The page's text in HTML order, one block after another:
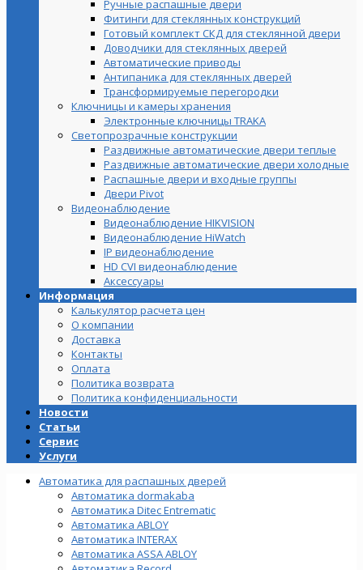
Ручные распашные двери
Фитинги для стеклянных конструкций
Готовый комплект СКД для стеклянной двери
Доводчики для стеклянных дверей
Автоматические приводы
Антипаника для стеклянных дверей
Трансформируемые перегородки
Ключницы и камеры хранения
Электронные ключницы TRAKA
Светопрозрачные конструкции
Раздвижные автоматические двери теплые
Раздвижные автоматические двери холодные
Распашные двери и входные группы
Двери Pivot
Видеонаблюдение
Видеонаблюдение HIKVISION
Видеонаблюдение HiWatch
IP видеонаблюдение
HD CVI видеонаблюдение
Аксессуары
Информация
Калькулятор расчета цен
О компании
Доставка
Контакты
Оплата
Политика возврата
Политика конфиденциальности
Новости
Статьи
Сервис
Услуги
Автоматика для распашных дверей
Автоматика dormakaba
Автоматика Ditec Entrematic
Автоматика ABLOY
Автоматика INTERAX
Автоматика ASSA ABLOY